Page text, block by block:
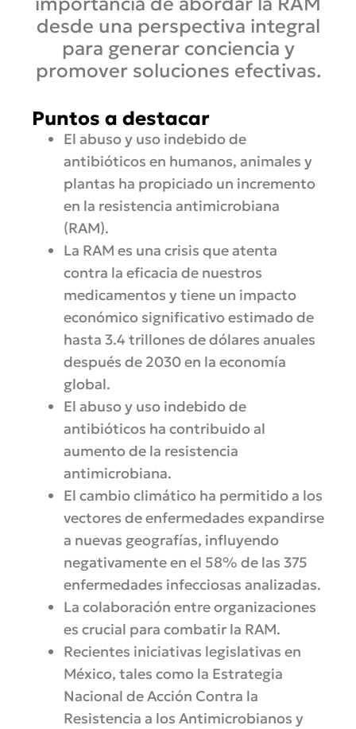
desde una perspectiva integral
para generar conciencia y
promover soluciones efectivas.
Puntos a destacar
El abuso y uso indebido de
antibióticos en humanos, animales y
plantas ha propiciado un incremento
en la resistencia antimicrobiana
(RAM).
La RAM es una crisis que atenta
contra la eficacia de nuestros
medicamentos y tiene un impacto
económico significativo estimado de
hasta 3.4 trillones de dólares anuales
después de 2030 en la economía
global.
El abuso y uso indebido de
antibióticos ha contribuido al
aumento de la resistencia
antimicrobiana.
El cambio climático ha permitido a los
vectores de enfermedades expandirse
a nuevas geografías, influyendo
negativamente en el 58% de las 375
enfermedades infecciosas analizadas.
La colaboración entre organizaciones
es crucial para combatir la RAM.
Recientes iniciativas legislativas en
México, tales como la Estrategia
Nacional de Acción Contra la
Resistencia a los Antimicrobianos y